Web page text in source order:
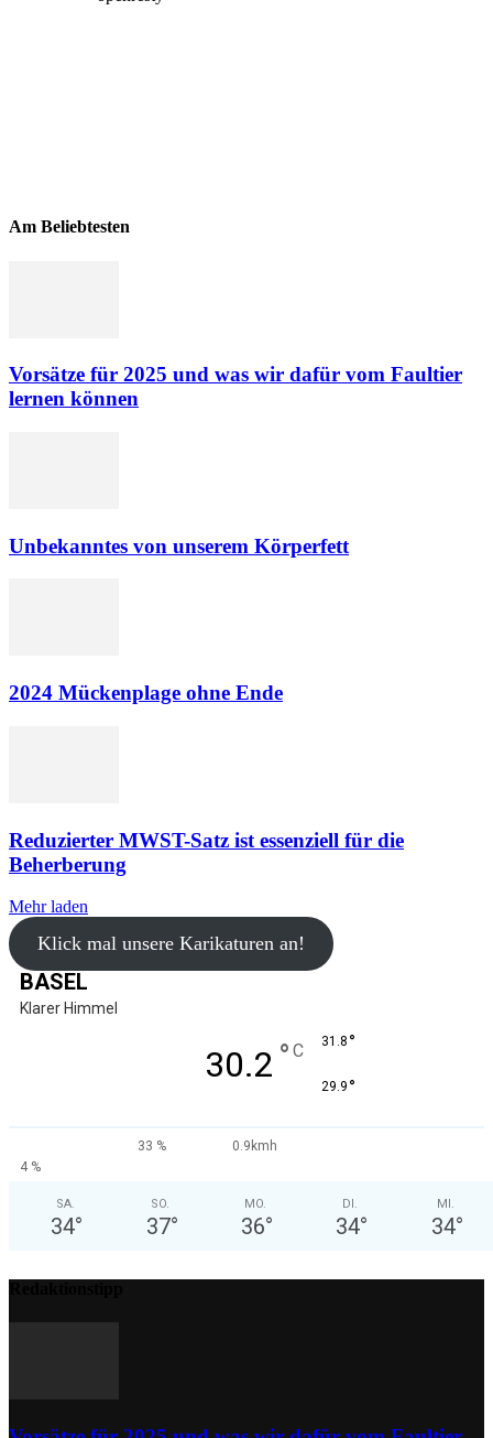
Am Beliebtesten
Vorsätze für 2025 und was wir dafür vom Faultier
lernen können
Unbekanntes von unserem Körperfett
2024 Mückenplage ohne Ende
Reduzierter MWST-Satz ist essenziell für die
Beherberung
Mehr laden
Klick mal unsere Karikaturen an!
BASEL
Klarer Himmel
30.2 ° C 31.8 °
29.9 °
33 %
0.9kmh
4 %
SA.
34°
SO.
37°
MO.
36°
DI.
34°
MI.
34°